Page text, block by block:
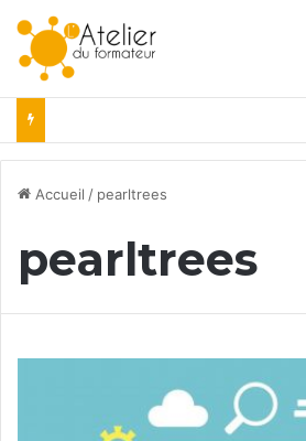
Accueil / pearltrees
pearltrees